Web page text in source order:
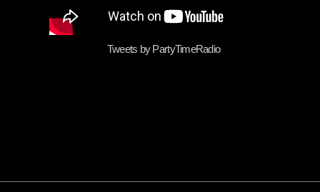
Tweets by PartyTimeRadio